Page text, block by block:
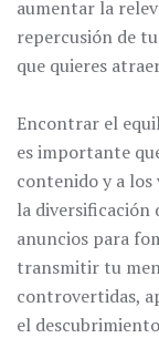
aumentar la
repercusión de
que quieres
Encontrar el
es importante
contenido y a los
la diversificación
anuncios para
transmitir tu
controvertidas,
el